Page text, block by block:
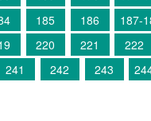
185 186 187-
220 221 222
241 242 243